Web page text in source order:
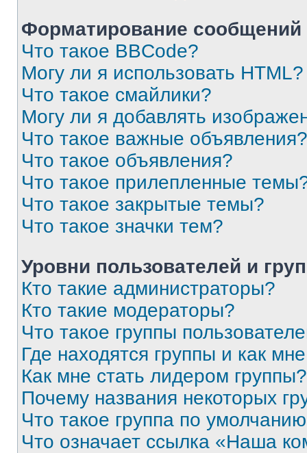
Форматирование
Что такое BBCode?
Могу ли я использовать HTML?
Что такое смайлики?
Могу ли я добавлять
Что такое важные объявления?
Что такое объявления?
Что такое прилепленные
Что такое закрытые темы?
Что такое значки тем?
Уровни пользователей и
Кто такие администраторы?
Кто такие модераторы?
Что такое группы
Где находятся группы и как
Как мне стать лидером группы?
Почему названия некоторых
Что такое группа по
Что означает ссылка «Наша